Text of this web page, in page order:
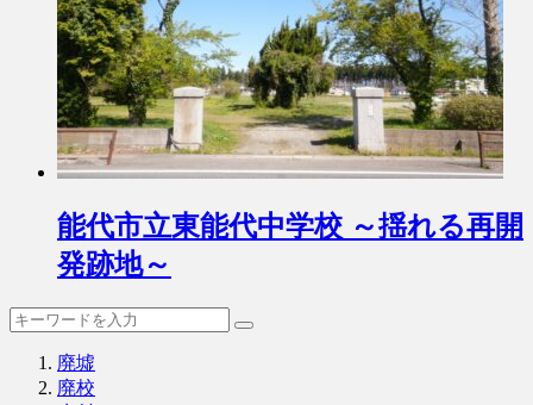
能代市立東能代中学校 ～揺れる再開
発跡地～
廃墟
廃校